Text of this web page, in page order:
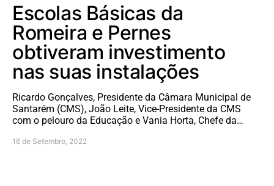
Escolas Básicas da
Romeira e Pernes
obtiveram investimento
nas suas instalações
Ricardo Gonçalves, Presidente da Câmara Municipal de
Santarém (CMS), João Leite, Vice-Presidente da CMS
com o pelouro da Educação e Vania Horta, Chefe da…
16 de Setembro, 2022